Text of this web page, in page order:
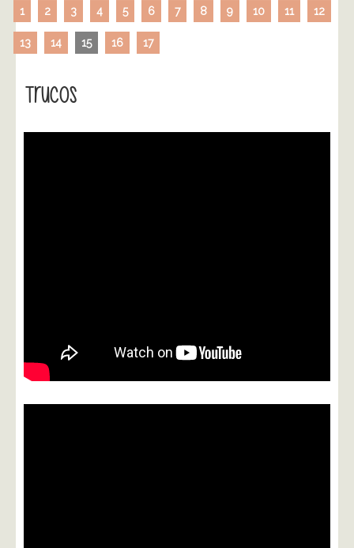
1 2 3 4 5 6 7 8 9 10 11 12
13 14 15 16 17
Trucos